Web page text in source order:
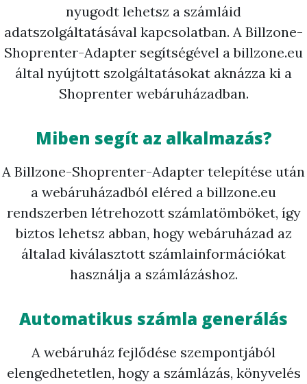
nyugodt lehetsz a számláid
adatszolgáltatásával kapcsolatban. A Billzone-
Shoprenter-Adapter segítségével a billzone.eu
által nyújtott szolgáltatásokat aknázza ki a
Shoprenter webáruházadban.
Miben segít az alkalmazás?
A Billzone-Shoprenter-Adapter telepítése után
a webáruházadból eléred a billzone.eu
rendszerben létrehozott számlatömböket, így
biztos lehetsz abban, hogy webáruházad az
általad kiválasztott számlainformációkat
használja a számlázáshoz.
Automatikus számla generálás
A webáruház fejlődése szempontjából
elengedhetetlen, hogy a számlázás, könyvelés